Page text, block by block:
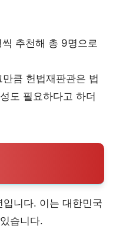
추천해 총 9명으로
큼 헌법재판관은 법
도 필요하다고 하더
니다. 이는 대한민국
습니다.